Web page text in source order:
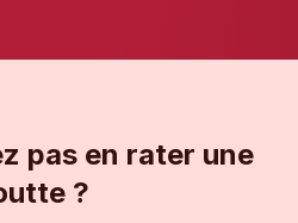
pas en rater une
?